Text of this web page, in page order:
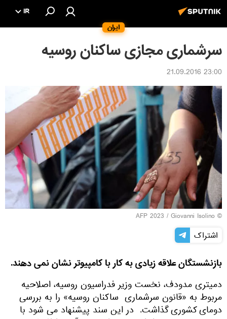
ایران
IR
سرشماری مجازی ساکنان روسیه
23:00 21.09.2016
© AFP 2023 / Giovanni Isolino
اشتراک
بازنشستگان علاقه زیادی به کار با کامپیوتر نشان نمی دهند.
دمیتری مدودف، نخست وزیر فدراسیون روسیه، اصلاحیه
مربوط به «قانون سرشماری ساکنان روسیه» را به بررسی
دومای کشوری گذاشت. در این سند پیشنهاد می شود با